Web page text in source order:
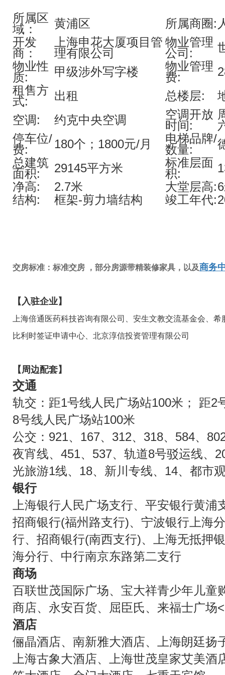
所属区
域：
黄浦区 所属商圈:
开发
商：
上海申花大厦项目管
理有限公司
物业管理
公司:
物业性
质:
甲级涉外写字楼
物业管理
费:
租售方
式:
出租 总楼层:
空调:
约克中央空调
空调开放
时间:
停车位/
费:
180个；1800元/月
电梯品牌/
数量:
总建筑
面积:
29145平方米
标准层面
积:
净高:
2.7米 大堂层高:
结构:
框架-剪力墙结构 竣工年代:
交房标准：标准交房 ，部分房源带精装修家具，以及商务
【入驻企业】
上海倍通医药科技咨询有限公司、安生文教交流基金会、
比利时签证申请中心、北京淳信投资管理有限公司
【周边配套】
交通
轨交：距1号线人民广场站100米； 距2
8号线人民广场站100米
公交：921、167、312、318、584、
夜宵线、451、537、轨道8号驳运线、
光旅游1线、18、新川专线、14、都市
银行
上海银行人民广场支行、平安银行黄
招商银行(福州路支行)、宁波银行上海
行、招商银行(南西支行)、上海无抵押
海分行、中行南京东路第二支行
商场
百联世茂国际广场、宝大祥青少年儿童
商店、永安百货、屈臣氏、来福士广场
酒店
俪晶酒店、南新雅大酒店、上海朗廷扬
上海古象大酒店、上海世茂皇家艾美